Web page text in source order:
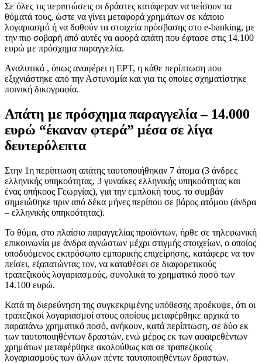
Σε όλες τις περιπτώσεις οι δράστες κατάφεραν να πείσουν τα
θύματά τους, ώστε να γίνει μεταφορά χρημάτων σε κάποιο
λογαριασμό ή να δοθούν τα στοιχεία πρόσβασης στο e-banking, με
την πιο σοβαρή από αυτές να αφορά απάτη που έφτασε στις 14.100
ευρώ με πρόσχημα παραγγελία.
Αναλυτικά , όπως αναφέρει η ΕΡΤ, η κάθε περίπτωση που
εξιχνιάστηκε από την Αστυνομία και για τις οποίες σχηματίστηκε
ποινική δικογραφία.
Απάτη με πρόσχημα παραγγελία – 14.000
ευρώ “έκαναν φτερά” μέσα σε λίγα
δευτερόλεπτα
Στην 1η περίπτωση απάτης ταυτοποιήθηκαν 7 άτομα (3 άνδρες
ελληνικής υπηκοότητας, 3 γυναίκες ελληνικής υπηκοότητας και
ένας υπήκοος Γεωργίας), για την εμπλοκή τους. το συμβάν
σημειώθηκε πριν από δέκα μήνες περίπου σε βάρος ατόμου (άνδρα
– ελληνικής υπηκοότητας).
Το θύμα, στο πλαίσιο παραγγελίας προϊόντων, ήρθε σε τηλεφωνική
επικοινωνία με άνδρα αγνώστων μέχρι στιγμής στοιχείων, ο οποίος
υποδυόμενος εκπρόσωπο εμπορικής επιχείρησης, κατάφερε να τον
πείσει, εξαπατώντας τον, να καταθέσει σε διαφορετικούς
τραπεζικούς λογαριασμούς, συνολικά το χρηματικό ποσό των
14.100 ευρώ.
Κατά τη διερεύνηση της συγκεκριμένης υπόθεσης προέκυψε, ότι οι
τραπεζικοί λογαριασμοί στους οποίους μεταφέρθηκε αρχικά το
παραπάνω χρηματικό ποσό, ανήκουν, κατά περίπτωση, σε δύο εκ
των ταυτοποιηθέντων δραστών, ενώ μέρος εκ των αφαιρεθέντων
χρημάτων μεταφέρθηκε ακολούθως και σε τραπεζικούς
λογαριασμούς των άλλων πέντε ταυτοποιηθέντων δραστών.